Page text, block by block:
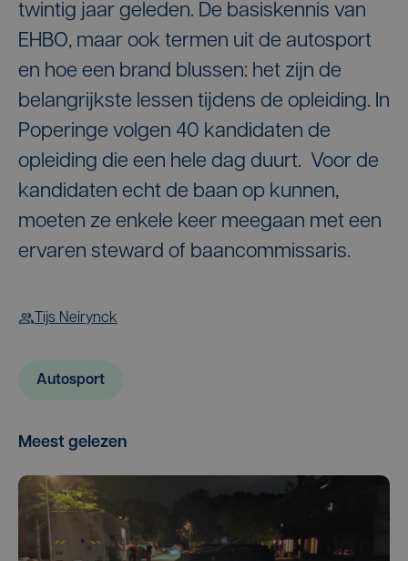
twintig jaar geleden. De basiskennis van
EHBO, maar ook termen uit de autosport
en hoe een brand blussen: het zijn de
belangrijkste lessen tijdens de opleiding. In
Poperinge volgen 40 kandidaten de
opleiding die een hele dag duurt. Voor de
kandidaten echt de baan op kunnen,
moeten ze enkele keer meegaan met een
ervaren steward of baancommissaris.
Tijs Neirynck
Autosport
Meest gelezen